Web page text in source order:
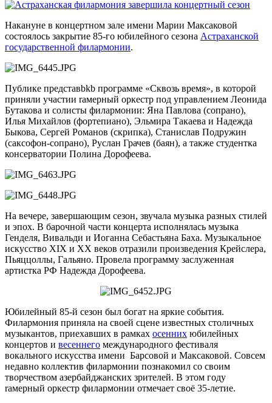
Накануне в концертном зале имени Марии Максаковой
состоялось закрытие 85-го юбилейного сезона Астраханской
государственной филармонии.
Публике представbkb программe «Сквозь время», в которой
приняли участии rамерный оркестр под управлением Леонида
Бутакова и солисты филармонии: Яна Павлова (сопрано),
Илья Михайлов (фортепиано), Эльмира Такаева и Надежда
Быкова, Сергей Романов (скрипка), Станислав Подружин
(саксофон-сопрано), Руслан Грачев (баян), а также студентка
консерватории Полина Дорофеева.
На вечере, завершающим сезон, звучала музыка разных стилей
и эпох. В барочной части концерта исполнялась музыка
Генделя, Вивальди и Иоганна Себастьяна Баха. Музыкальное
искусство XIX и ХХ веков отразили произведения Крейслера,
Пьяццоллы, Гальяно. Провела программу заслуженная
артистка РФ Надежда Дорофеева.
Юбилейный 85-й сезон был богат на яркие события.
Филармония приняла на своей сцене известных столичных
музыкантов, приехавших в рамках осенних юбилейных
концертов и весеннего международного фестиваля
вокального искусства имени Барсовой и Максаковой. Совсем
недавно коллектив филармонии познакомил со своим
творчеством азербайджанских зрителей. В этом году
rамерный оркестр филармонии отмечает своё 35-летие.